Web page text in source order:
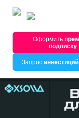
Оформить
подписку
Запрос инвестиций